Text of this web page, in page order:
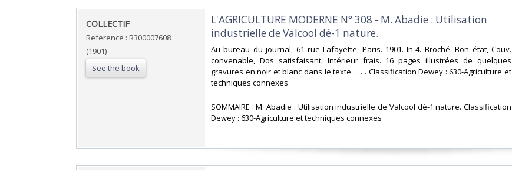
‎COLLECTIF ‎
Reference : R300007608
(1901)
See the book
‎L'AGRICULTURE MODERNE N° 308 - M. Abadie : Utilisation
industrielle de Valcool dè-1 nature. ‎
‎Au bureau du journal, 61 rue Lafayette, Paris. 1901. In-4. Broché. Bon état, Couv.
convenable, Dos satisfaisant, Intérieur frais. 16 pages illustrées de quelques
gravures en noir et blanc dans le texte.. . . . Classification Dewey : 630-Agriculture et
techniques connexes‎
‎SOMMAIRE : M. Abadie : Utilisation industrielle de Valcool dè-1 nature. Classification
Dewey : 630-Agriculture et techniques connexes‎